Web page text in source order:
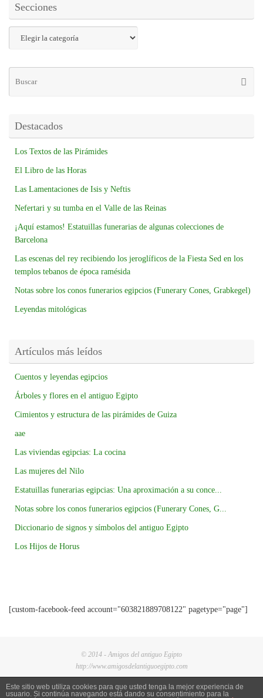
Secciones
Destacados
Los Textos de las Pirámides
El Libro de las Horas
Las Lamentaciones de Isis y Neftis
Nefertari y su tumba en el Valle de las Reinas
¡Aquí estamos! Estatuillas funerarias de algunas colecciones de
Barcelona
Las escenas del rey recibiendo los jeroglíficos de la Fiesta Sed en los
templos tebanos de época ramésida
Notas sobre los conos funerarios egipcios (Funerary Cones, Grabkegel)
Leyendas mitológicas
Artículos más leídos
Cuentos y leyendas egipcios
Árboles y flores en el antiguo Egipto
Cimientos y estructura de las pirámides de Guiza
aae
Las viviendas egipcias: La cocina
Las mujeres del Nilo
Estatuillas funerarias egipcias: Una aproximación a su conce...
Notas sobre los conos funerarios egipcios (Funerary Cones, G...
Diccionario de signos y símbolos del antiguo Egipto
Los Hijos de Horus
[custom-facebook-feed account="603821889708122" pagetype="page"]
© 2014 - Amigos del antiguo Egipto
http://www.amigosdelantiguoegipto.com
Este sitio web utiliza cookies para que usted tenga la mejor experiencia de
usuario. Si continúa navegando está dando su consentimiento para la